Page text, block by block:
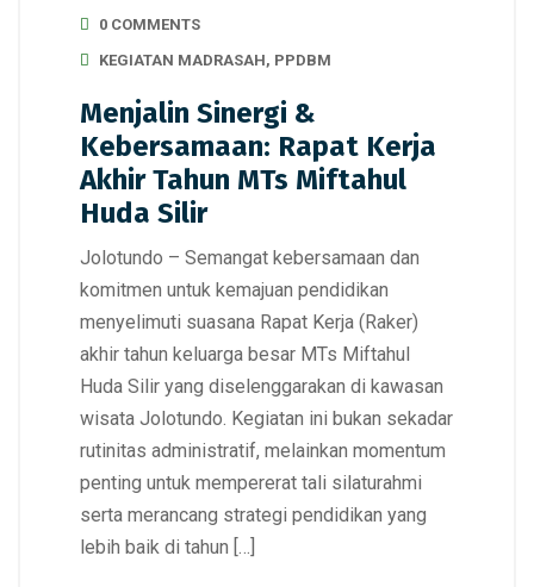
0 COMMENTS
KEGIATAN MADRASAH, PPDBM
Menjalin Sinergi &
Kebersamaan: Rapat Kerja
Akhir Tahun MTs Miftahul
Huda Silir
Jolotundo – Semangat kebersamaan dan
komitmen untuk kemajuan pendidikan
menyelimuti suasana Rapat Kerja (Raker)
akhir tahun keluarga besar MTs Miftahul
Huda Silir yang diselenggarakan di kawasan
wisata Jolotundo. Kegiatan ini bukan sekadar
rutinitas administratif, melainkan momentum
penting untuk mempererat tali silaturahmi
serta merancang strategi pendidikan yang
lebih baik di tahun […]